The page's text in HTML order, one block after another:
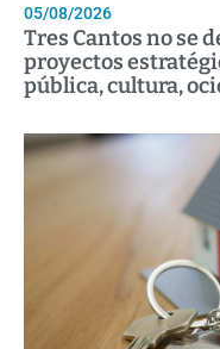
05/08/2026
Tres Cantos no se
proyectos
pública, cultura,